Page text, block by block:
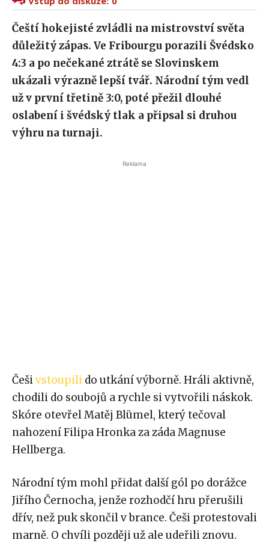
Čeští hokejisté zvládli na mistrovství světa
důležitý zápas. Ve Fribourgu porazili Švédsko
4:3 a po nečekané ztrátě se Slovinskem
ukázali výrazně lepší tvář. Národní tým vedl
už v první třetině 3:0, poté přežil dlouhé
oslabení i švédský tlak a připsal si druhou
výhru na turnaji.
Reklama
Češivstoupili do utkání výborně. Hráli aktivně,
chodili do soubojů a rychle si vytvořili náskok.
Skóre otevřel Matěj Blümel, který tečoval
nahození Filipa Hronka za záda Magnuse
Hellberga.
Národní tým mohl přidat další gól po dorážce
Jiřího Černocha, jenže rozhodčí hru přerušili
dřív, než puk skončil v brance. Češi protestovali
marně. O chvíli později už ale udeřili znovu.